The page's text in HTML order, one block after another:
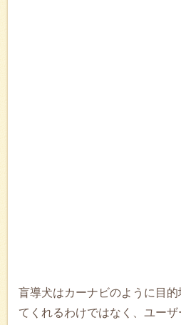
盲導犬はカーナビのように目
てくれるわけではなく、ユー